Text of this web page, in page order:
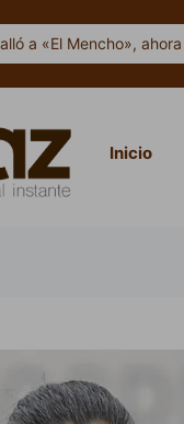
a «El Mencho»,
Inicio